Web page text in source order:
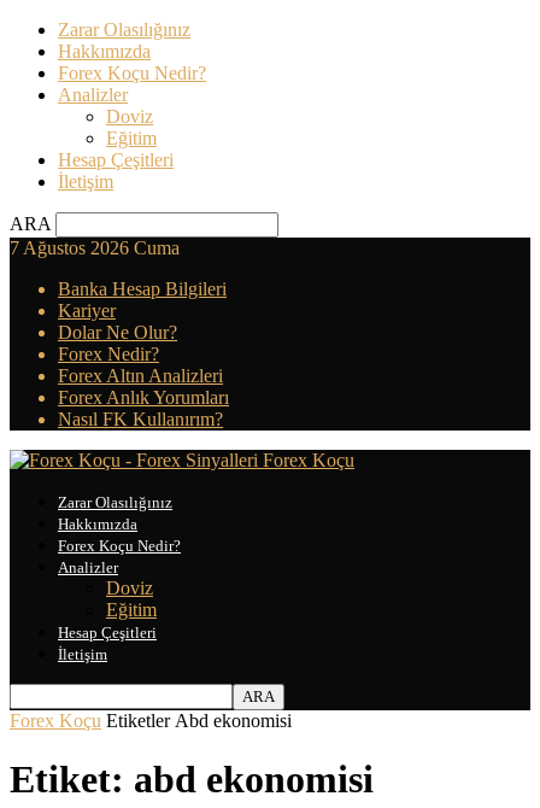
Zarar Olasılığınız
Hakkımızda
Forex Koçu Nedir?
Analizler
Doviz
Eğitim
Hesap Çeşitleri
İletişim
ARA
7 Ağustos 2026 Cuma
Banka Hesap Bilgileri
Kariyer
Dolar Ne Olur?
Forex Nedir?
Forex Altın Analizleri
Forex Anlık Yorumları
Nasıl FK Kullanırım?
Forex Koçu
Zarar Olasılığınız
Hakkımızda
Forex Koçu Nedir?
Analizler
Doviz
Eğitim
Hesap Çeşitleri
İletişim
Forex Koçu Etiketler Abd ekonomisi
Etiket: abd ekonomisi